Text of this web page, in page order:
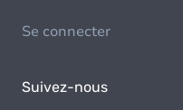
Se connecter
Suivez-nous